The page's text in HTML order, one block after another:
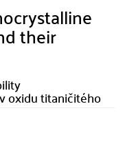
their
oxidu titaničitého